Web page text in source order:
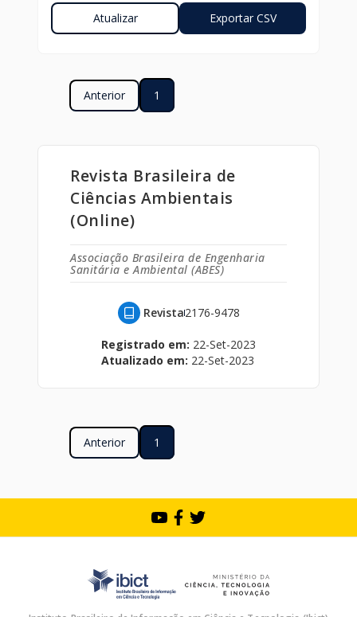
Anterior 1
Revista Brasileira de
Ciências Ambientais
(Online)
Associação Brasileira de Engenharia
Sanitária e Ambiental (ABES)
Revista2176-9478
Registrado em: 22-Set-2023
Atualizado em: 22-Set-2023
Anterior 1